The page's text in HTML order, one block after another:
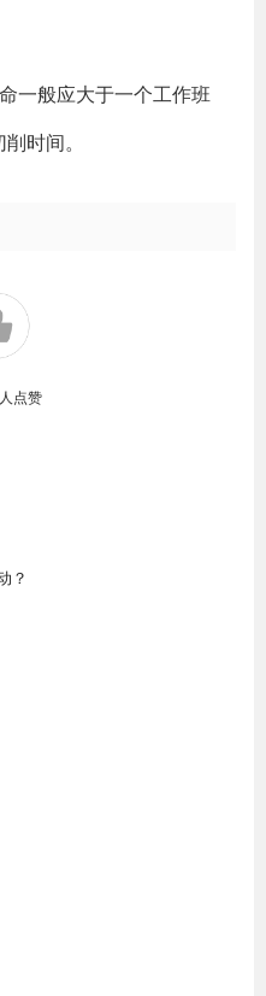
一般应大于一个工作班
时间。
人点赞
动？